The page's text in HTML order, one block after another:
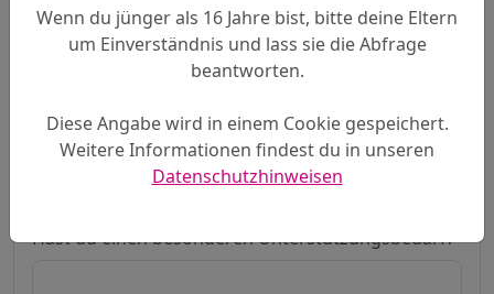
Hast du einen besonderen Unterstützungsbedarf?
Wenn du jünger als 16 Jahre bist, bitte deine Eltern
um Einverständnis und lass sie die Abfrage
beantworten.
Diese Angabe wird in einem Cookie gespeichert.
Weitere Informationen findest du in unseren
Datenschutzhinweisen